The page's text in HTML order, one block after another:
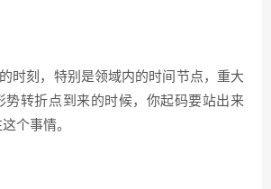
时刻，特别是领域内的时间节点，重大
势转折点到来的时候，你起码要站出来
个事情。